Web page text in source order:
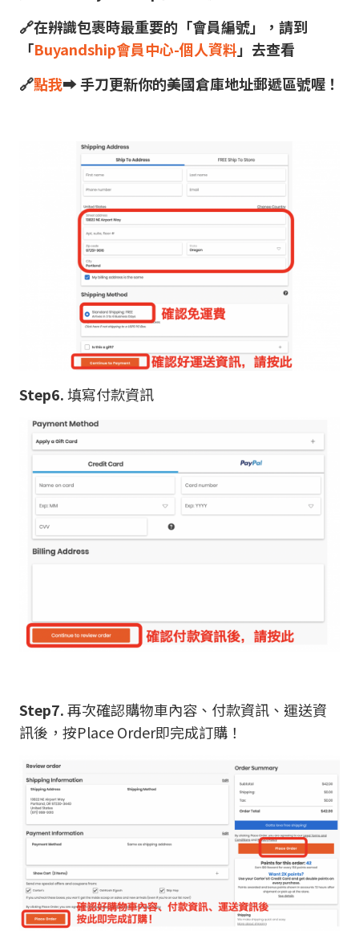
🔗在辨識包裹時最重要的「會員編號」，請到
「Buyandship會員中心-個人資料」去查看
🔗點我➡ 手刀更新你的美國倉庫地址郵遞區號喔！
Step6.填寫付款資訊
Step7.再次確認購物車內容、付款資訊、運送資
訊後，按Place Order即完成訂購！